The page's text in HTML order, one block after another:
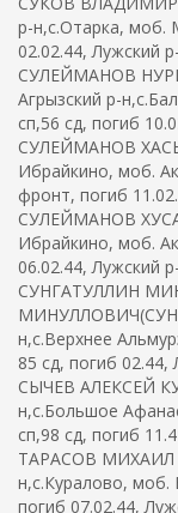
р-н,с.Отарка, моб.
02.02.44, Лужский
СУЛЕЙМАНОВ
Агрызский р-
сп,56 сд, погиб
СУЛЕЙМАНОВ
Ибрайкино, моб.
фронт, погиб
СУЛЕЙМАНОВ
Ибрайкино, моб.
06.02.44, Лужский
СУНГАТУЛЛИН
н,с.Верхнее
85 сд, погиб 02.44,
СЫЧЕВ АЛЕКСЕЙ
н,с.Большое
сп,98 сд, погиб
ТАРАСОВ МИХАИЛ
н,с.Куралово, моб.
погиб 07.02.44,